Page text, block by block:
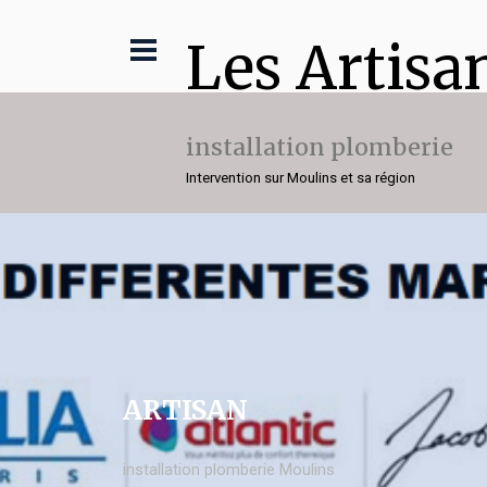
Les
installation plomberie
Intervention sur Moulins et sa région
ARTISAN
installation plomberie Moulins